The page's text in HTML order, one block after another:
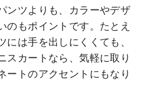
ンツよりも、カラーやデザ
のもポイントです。たとえ
には手を出しにくくても、
スカートなら、気軽に取り
ートのアクセントにもなり